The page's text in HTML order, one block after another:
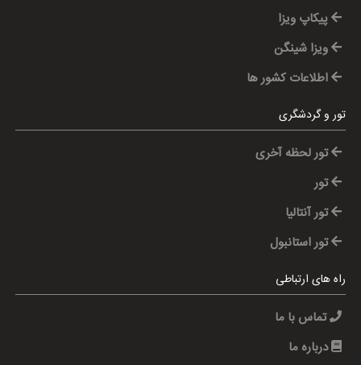
پیکاپ ویزا
ویزا شینگن
اطلاعات کشور ها
تور و گردشگری
تور لحظه آخری
تور
تور آنتالیا
تور استانبول
راه های ارتباطی
تماس با ما
درباره ما